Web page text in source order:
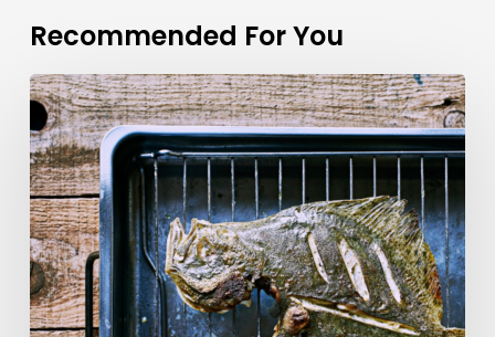
Recommended For You
Rybny
must
eat:
Turbot
–
ryba,
którą
pokochasz